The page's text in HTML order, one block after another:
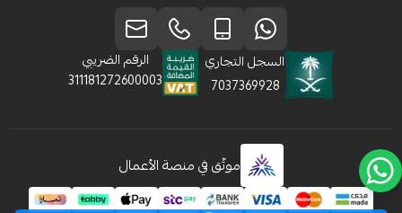
السجل التجاري
7037369928
الرقم الضريبي
311181272600003
موثّق في منصة الأعمال